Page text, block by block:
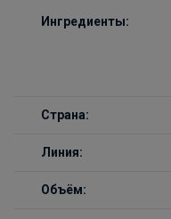
Ингредиенты:
Страна:
Линия:
Объём: